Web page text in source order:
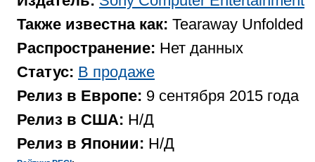
Также известна как: Tearaway Unfolded
Распространение: Нет данных
Статус: В продаже
Релиз в Европе: 9 сентября 2015 года
Релиз в США: Н/Д
Релиз в Японии: Н/Д